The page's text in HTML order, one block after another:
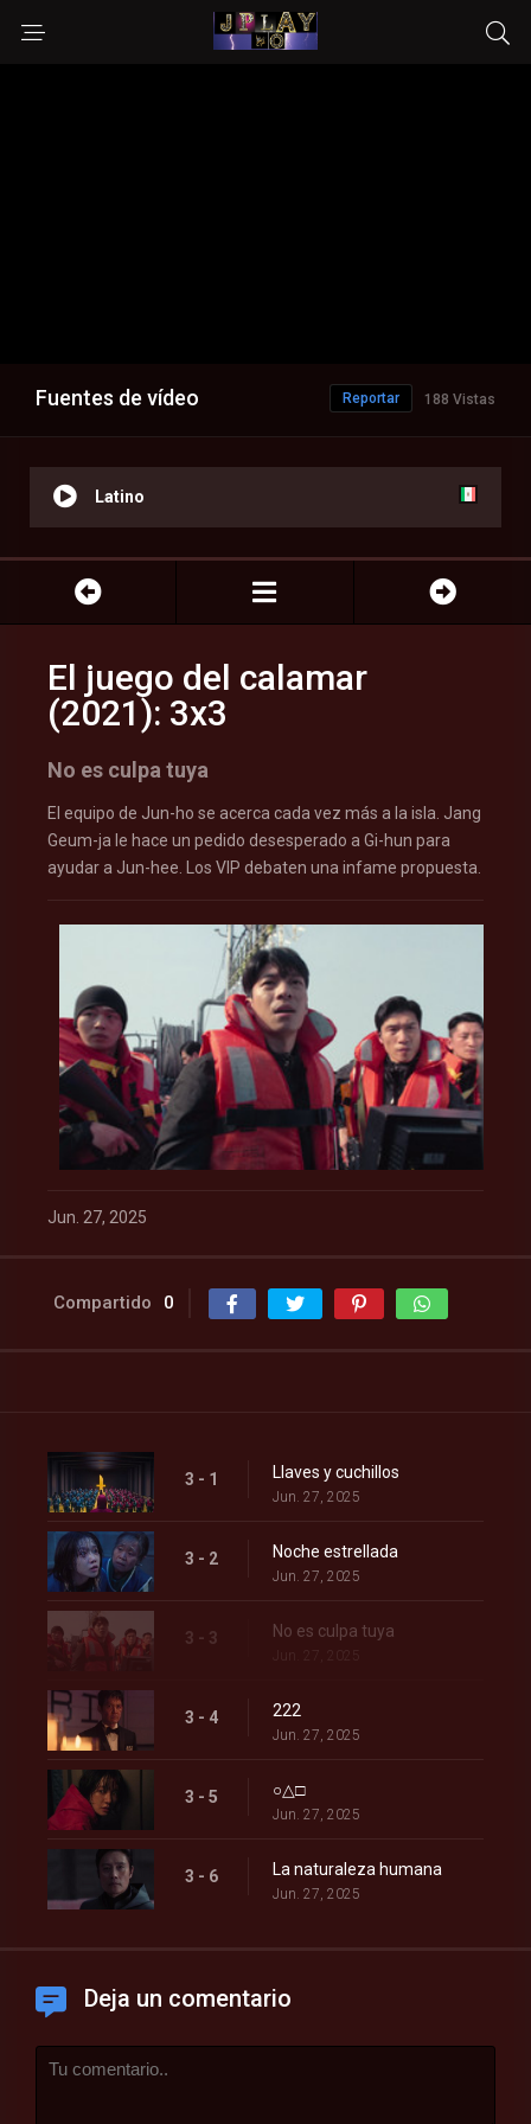
Fuentes de vídeo 188 Vistas
Reportar
Latino
El juego del calamar
(2021): 3x3
No es culpa tuya
El equipo de Jun-ho se acerca cada vez más a la isla. Jang
Geum-ja le hace un pedido desesperado a Gi-hun para
ayudar a Jun-hee. Los VIP debaten una infame propuesta.
Jun. 27, 2025
Compartido 0
3 - 1 Llaves y cuchillos
Jun. 27, 2025
3 - 2 Noche estrellada
Jun. 27, 2025
3 - 3 No es culpa tuya
Jun. 27, 2025
3 - 4 222
Jun. 27, 2025
3 - 5 ○△□
Jun. 27, 2025
3 - 6 La naturaleza humana
Jun. 27, 2025
Deja un comentario